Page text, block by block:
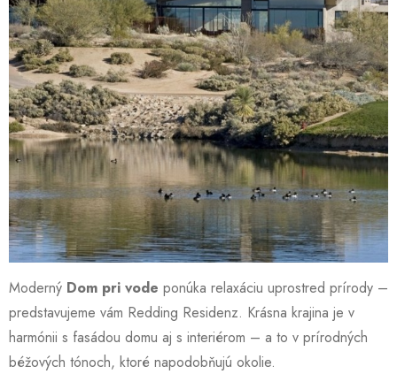
Moderný Dom pri vode ponúka relaxáciu uprostred prírody –
predstavujeme vám Redding Residenz. Krásna krajina je v
harmónii s fasádou domu aj s interiérom – a to v prírodných
béžových tónoch, ktoré napodobňujú okolie.